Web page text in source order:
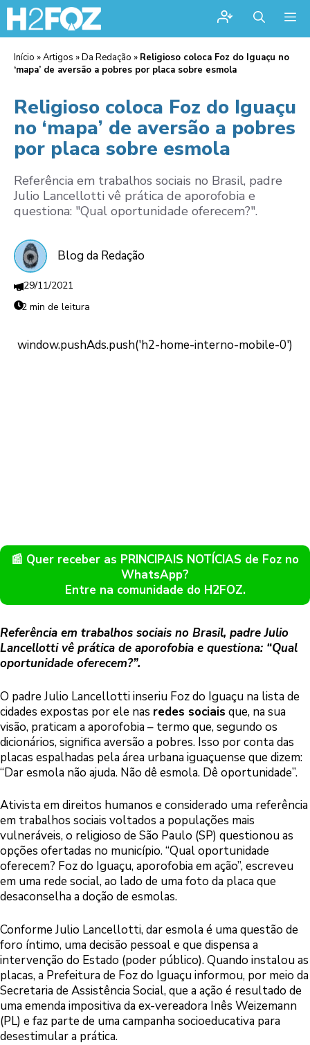
Início »Artigos »Da Redação » Religioso coloca Foz do Iguaçu no
‘mapa’ de aversão a pobres por placa sobre esmola
Religioso coloca Foz do Iguaçu
no ‘mapa’ de aversão a pobres
por placa sobre esmola
Referência em trabalhos sociais no Brasil, padre
Julio Lancellotti vê prática de aporofobia e
questiona: "Qual oportunidade oferecem?".
Blog da Redação
29/11/2021
2 min de leitura
📰 Quer receber as PRINCIPAIS NOTÍCIAS de Foz no
WhatsApp?
Entre na comunidade do H2FOZ.
Referência em trabalhos sociais no Brasil, padre Julio
Lancellotti vê prática de aporofobia e questiona: “Qual
oportunidade oferecem?”.
O padre Julio Lancellotti inseriu Foz do Iguaçu na lista de
cidades expostas por ele nas redes sociais que, na sua
visão, praticam a aporofobia – termo que, segundo os
dicionários, significa aversão a pobres. Isso por conta das
placas espalhadas pela área urbana iguaçuense que dizem:
“Dar esmola não ajuda. Não dê esmola. Dê oportunidade”.
Ativista em direitos humanos e considerado uma referência
em trabalhos sociais voltados a populações mais
vulneráveis, o religioso de São Paulo (SP) questionou as
opções ofertadas no município. “Qual oportunidade
oferecem? Foz do Iguaçu, aporofobia em ação”, escreveu
em uma rede social, ao lado de uma foto da placa que
desaconselha a doção de esmolas.
Conforme Julio Lancellotti, dar esmola é uma questão de
foro íntimo, uma decisão pessoal e que dispensa a
intervenção do Estado (poder público). Quando instalou as
placas, a Prefeitura de Foz do Iguaçu informou, por meio da
Secretaria de Assistência Social, que a ação é resultado de
uma emenda impositiva da ex-vereadora Inês Weizemann
(PL) e faz parte de uma campanha socioeducativa para
desestimular a prática.